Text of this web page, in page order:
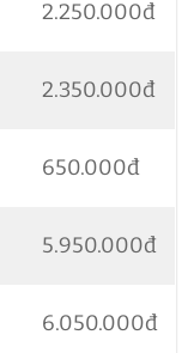
2.250.000đ
2.350.000đ
650.000đ
5.950.000đ
6.050.000đ